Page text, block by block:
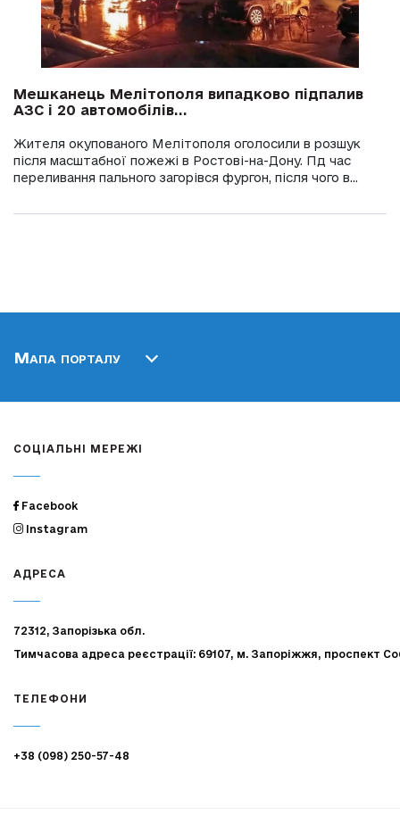
Мешканець Мелітополя випадково підпалив
АЗС і 20 автомобілів...
Жителя окупованого Мелітополя оголосили в розшук
після масштабної пожежі в Ростові-на-Дону. Пд час
переливання пального загорівся фургон, після чого в...
Мапа порталу
СОЦІАЛЬНІ МЕРЕЖІ
Facebook
Instagram
АДРЕСА
72312, Запорізька обл.
Тимчасова адреса реєстрації: 69107, м. Запоріжжя, проспект
ТЕЛЕФОНИ
+38 (098) 250-57-48